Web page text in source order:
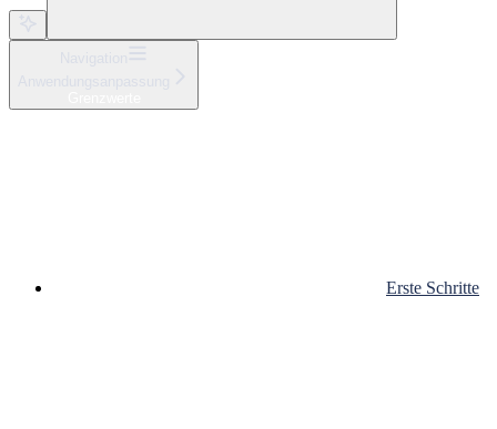
Erste Schritte